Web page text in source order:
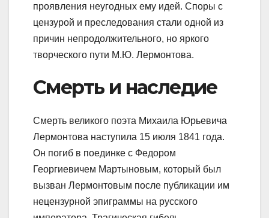
проявления неугодных ему идей. Споры с
цензурой и преследования стали одной из
причин непродолжительного, но яркого
творческого пути М.Ю. Лермонтова.
Смерть и наследие
Смерть великого поэта Михаила Юрьевича
Лермонтова наступила 15 июля 1841 года.
Он погиб в поединке с Федором
Георгиевичем Мартыновым, который был
вызван Лермонтовым после публикации им
нецензурной эпиграммы на русского